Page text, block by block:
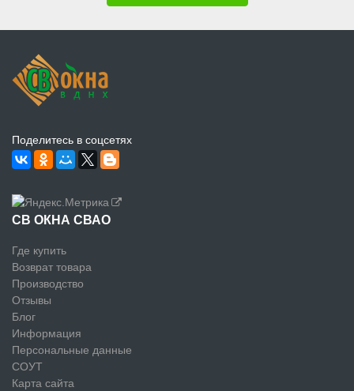
Поделитесь в соцсетях
СВ ОКНА СВАО
Где купить
Возврат товара
Производство
Отзывы
Блог
Информация
Персональные данные
СОУТ
Карта сайта